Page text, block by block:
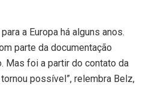
a Europa há alguns anos.
parte da documentação
Mas foi a partir do contato da
possível”, relembra Belz,